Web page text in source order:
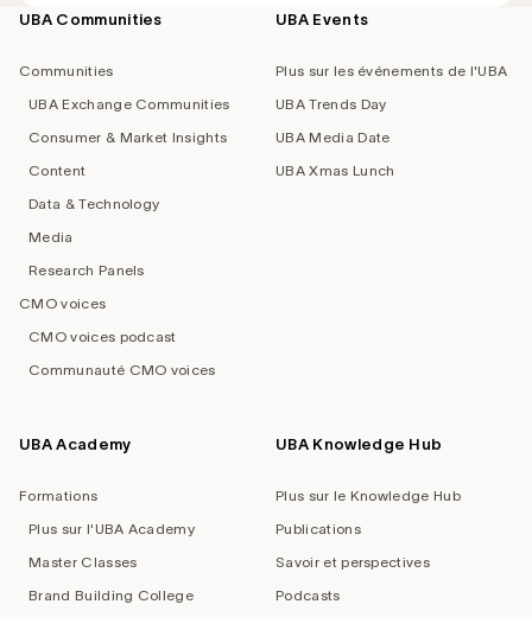
Footer
UBA Communities
Communities
UBA Exchange Communities
Consumer & Market Insights
Content
Data & Technology
Media
Research Panels
CMO voices
CMO voices podcast
Communauté CMO voices
UBA Events
Plus sur les événements de l'UBA
UBA Trends Day
UBA Media Date
UBA Xmas Lunch
UBA Academy
Formations
Plus sur l'UBA Academy
Master Classes
Brand Building College
UBA Knowledge Hub
Plus sur le Knowledge Hub
Publications
Savoir et perspectives
Podcasts